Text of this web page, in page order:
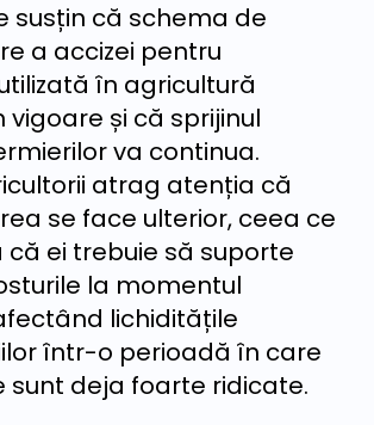
susțin că schema de
a accizei pentru
în agricultură
și că sprijinul
va continua.
atrag atenția că
se face ulterior, ceea ce
ei trebuie să suporte
la momentul
lichiditățile
într-o perioadă în care
sunt deja foarte ridicate.